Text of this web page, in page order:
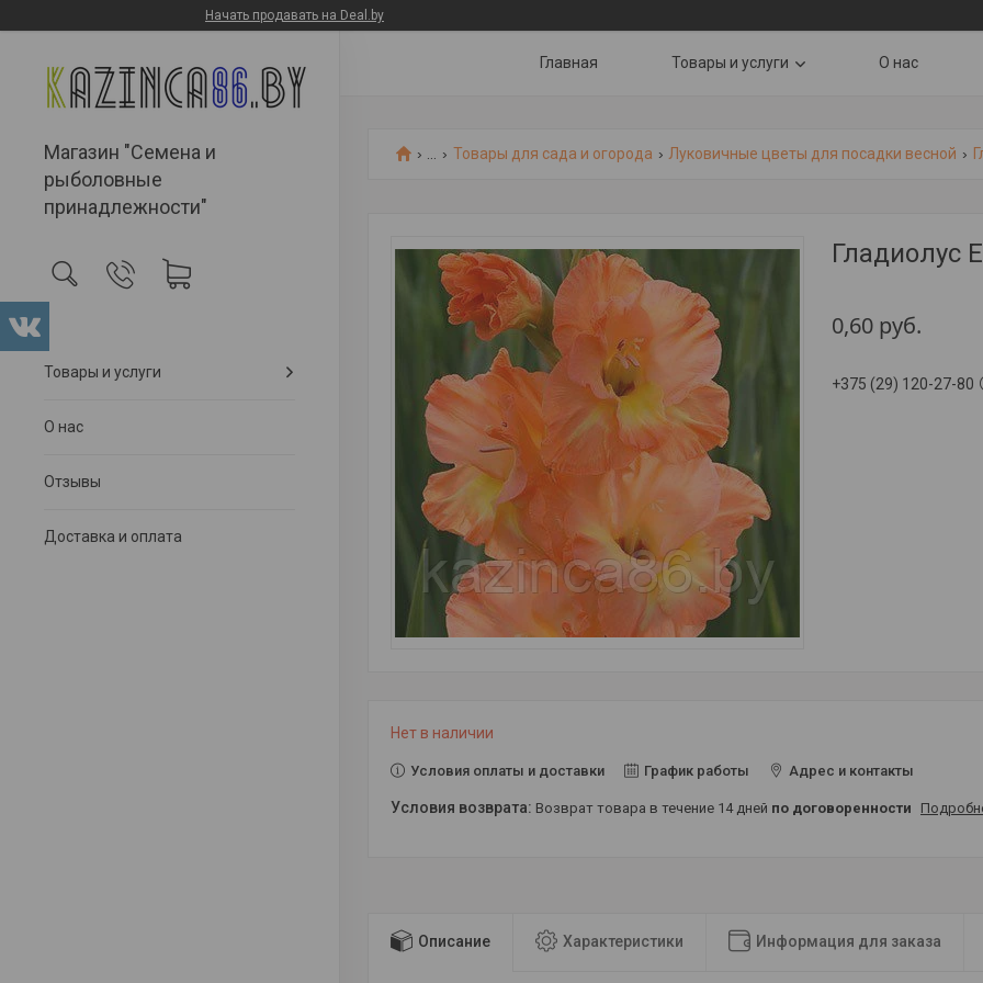
Начать продавать на Deal.by
Магазин "Семена и
рыболовные
принадлежности"
Товары и услуги
О нас
Отзывы
Доставка и оплата
Главная Товары и услуги О нас
Товары для сада и огорода Луковичные цветы для посадки весной
Гладиолус
0,60 руб.
+375 (29) 120-27-80
Нет в наличии
Условия оплаты и доставки График работы Адрес и контакты
возврат товара в течение 14 дней по договоренности
Описание Характеристики Информация для заказа